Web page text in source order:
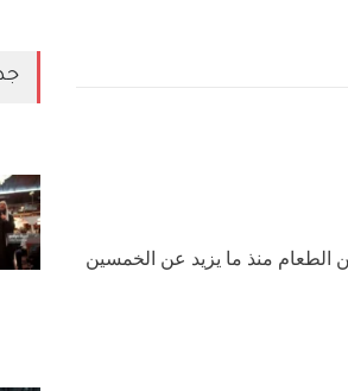
الطعام منذ ما يزيد عن الخمسين